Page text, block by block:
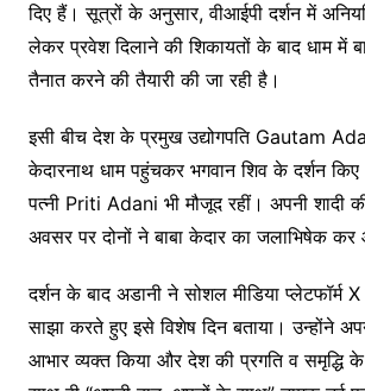
दिए हैं। सूत्रों के अनुसार, वीआईपी दर्शन में
लेकर प्रवेश दिलाने की शिकायतों के बाद धाम में
तैनात करने की तैयारी की जा रही है।
इसी बीच देश के प्रमुख उद्योगपति Gautam
केदारनाथ धाम पहुंचकर भगवान शिव के दर्शन
पत्नी Priti Adani भी मौजूद रहीं। अपनी शादी
अवसर पर दोनों ने बाबा केदार का जलाभिषेक कर
दर्शन के बाद अडानी ने सोशल मीडिया प्लेटफॉर्म
साझा करते हुए इसे विशेष दिन बताया। उन्होंने
आभार व्यक्त किया और देश की प्रगति व समृद्धि के